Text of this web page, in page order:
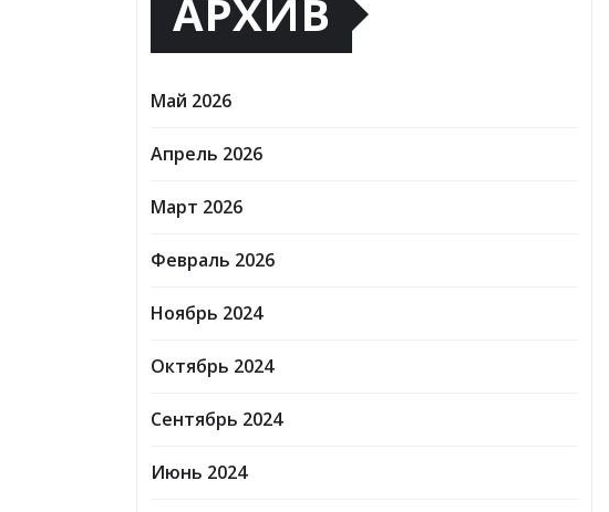
АРХИВ
Май 2026
Апрель 2026
Март 2026
Февраль 2026
Ноябрь 2024
Октябрь 2024
Сентябрь 2024
Июнь 2024